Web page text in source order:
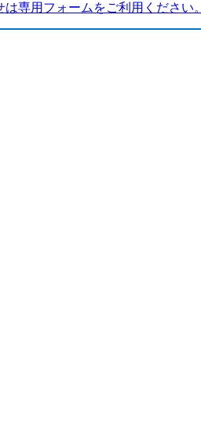
は専用フォームをご利用ください。